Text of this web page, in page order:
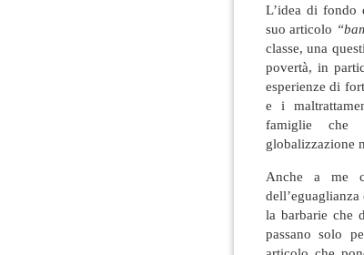
L’idea di fondo
suo articolo
classe, una
povertà, in
esperienze di
e i
famiglie che
globalizzazione
Anche a me
la barbarie che
passano solo